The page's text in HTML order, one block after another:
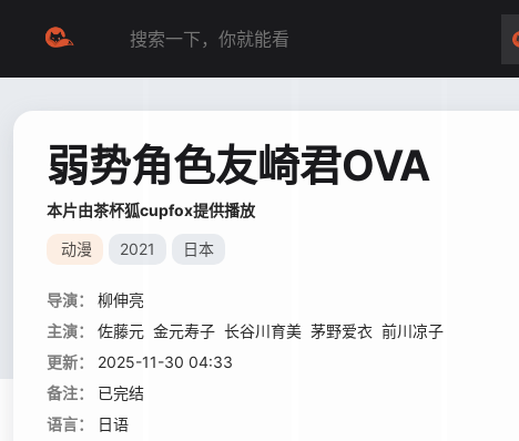
弱势角色友崎君OVA
本片由茶杯狐cupfox提供播放
动漫 2021 日本
导演：
柳伸亮
主演：
佐藤元 金元寿子 长谷川育美 茅野爱衣 前川凉子
更新：
2025-11-30 04:33
备注：
已完结
语言：
日语